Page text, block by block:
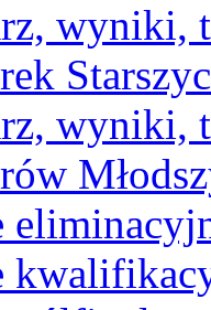
wyniki,
wyniki,